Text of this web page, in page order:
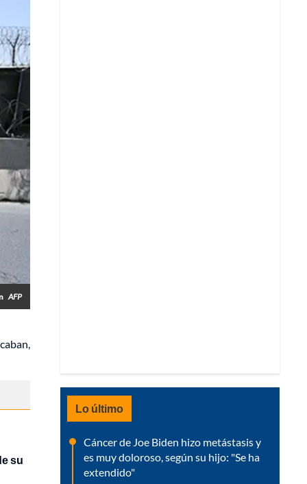
AFP
su
Lo último
Cáncer de Joe Biden hizo metástasis y
es muy doloroso, según su hijo: "Se ha
extendido"